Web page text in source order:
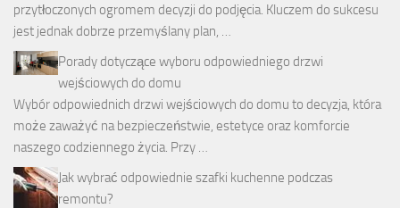
przytłoczonych ogromem decyzji do podjęcia. Kluczem do sukcesu
jest jednak dobrze przemyślany plan, …
Porady dotyczące wyboru odpowiedniego drzwi
wejściowych do domu
Wybór odpowiednich drzwi wejściowych do domu to decyzja, która
może zaważyć na bezpieczeństwie, estetyce oraz komforcie
naszego codziennego życia. Przy …
Jak wybrać odpowiednie szafki kuchenne podczas
remontu?